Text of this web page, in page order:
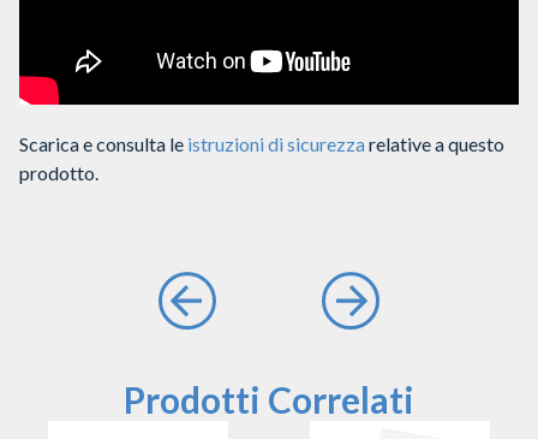
Scarica e consulta le istruzioni di sicurezzarelative a questo
prodotto.
Prodotti Correlati